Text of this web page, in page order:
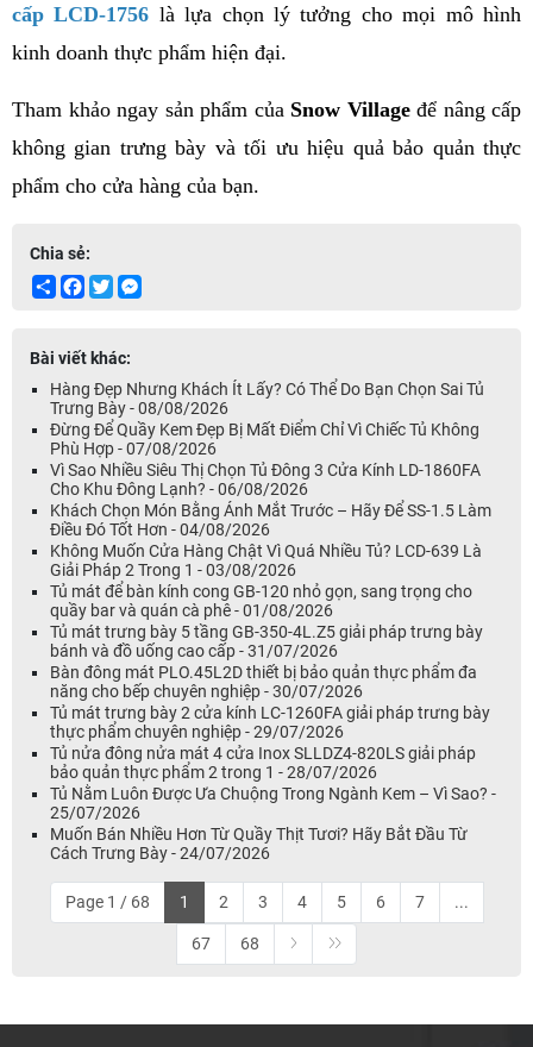
cấp LCD-1756 là lựa chọn lý tưởng cho mọi mô hình
kinh doanh thực phẩm hiện đại.
Tham khảo ngay sản phẩm của Snow Village để nâng cấp
không gian trưng bày và tối ưu hiệu quả bảo quản thực
phẩm cho cửa hàng của bạn.
Chia sẻ:
ShareFacebook
Twitter
Bài viết khác:
Hàng Đẹp Nhưng Khách Ít Lấy? Có Thể Do Bạn Chọn Sai Tủ
Trưng Bày - 08/08/2026
Đừng Để Quầy Kem Đẹp Bị Mất Điểm Chỉ Vì Chiếc Tủ Không
Phù Hợp - 07/08/2026
Vì Sao Nhiều Siêu Thị Chọn Tủ Đông 3 Cửa Kính LD-1860FA
Cho Khu Đông Lạnh? - 06/08/2026
Khách Chọn Món Bằng Ánh Mắt Trước – Hãy Để SS-1.5 Làm
Điều Đó Tốt Hơn - 04/08/2026
Không Muốn Cửa Hàng Chật Vì Quá Nhiều Tủ? LCD-639 Là
Giải Pháp 2 Trong 1 - 03/08/2026
Tủ mát để bàn kính cong GB-120 nhỏ gọn, sang trọng cho
quầy bar và quán cà phê - 01/08/2026
Tủ mát trưng bày 5 tầng GB-350-4L.Z5 giải pháp trưng bày
bánh và đồ uống cao cấp - 31/07/2026
Bàn đông mát PLO.45L2D thiết bị bảo quản thực phẩm đa
năng cho bếp chuyên nghiệp - 30/07/2026
Tủ mát trưng bày 2 cửa kính LC-1260FA giải pháp trưng bày
thực phẩm chuyên nghiệp - 29/07/2026
Tủ nửa đông nửa mát 4 cửa Inox SLLDZ4-820LS giải pháp
bảo quản thực phẩm 2 trong 1 - 28/07/2026
Tủ Nằm Luôn Được Ưa Chuộng Trong Ngành Kem – Vì Sao? -
25/07/2026
Muốn Bán Nhiều Hơn Từ Quầy Thịt Tươi? Hãy Bắt Đầu Từ
Cách Trưng Bày - 24/07/2026
Page 1 / 68 1 2 3 4 5 6 7 ...
67 68